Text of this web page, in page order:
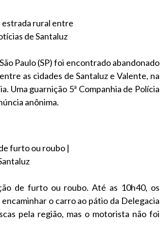
estrada rural entre
de Santaluz
Paulo (SP) foi encontrado abandonado
as cidades de Santaluz e Valente, na
Uma guarnição 5ª Companhia de Polícia
anônima.
furto ou roubo |
de furto ou roubo. Até as 10h40, os
o carro ao pátio da Delegacia
pela região, mas o motorista não foi